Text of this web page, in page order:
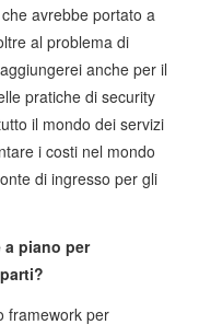
avrebbe portato a
al problema di
anche per il
pratiche di security
il mondo dei servizi
i costi nel mondo
di ingresso per gli
a piano per
framework per